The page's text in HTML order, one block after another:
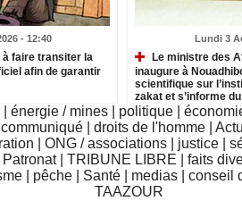
- 12:40
à faire transiter la
afin de garantir
Lundi 3
Le ministre des
inaugure à
scientifique sur
zakat et s’informe
institutions relevant
énergie / mines politique
|communiqué |droits de l'homme |
ONG / associations justice
TRIBUNE LIBRE
faits
pêche Santé medias |conseil
TAAZOUR